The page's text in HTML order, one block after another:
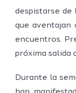
despistarse de
que aventajan
encuentros.
próxima salida
Durante la